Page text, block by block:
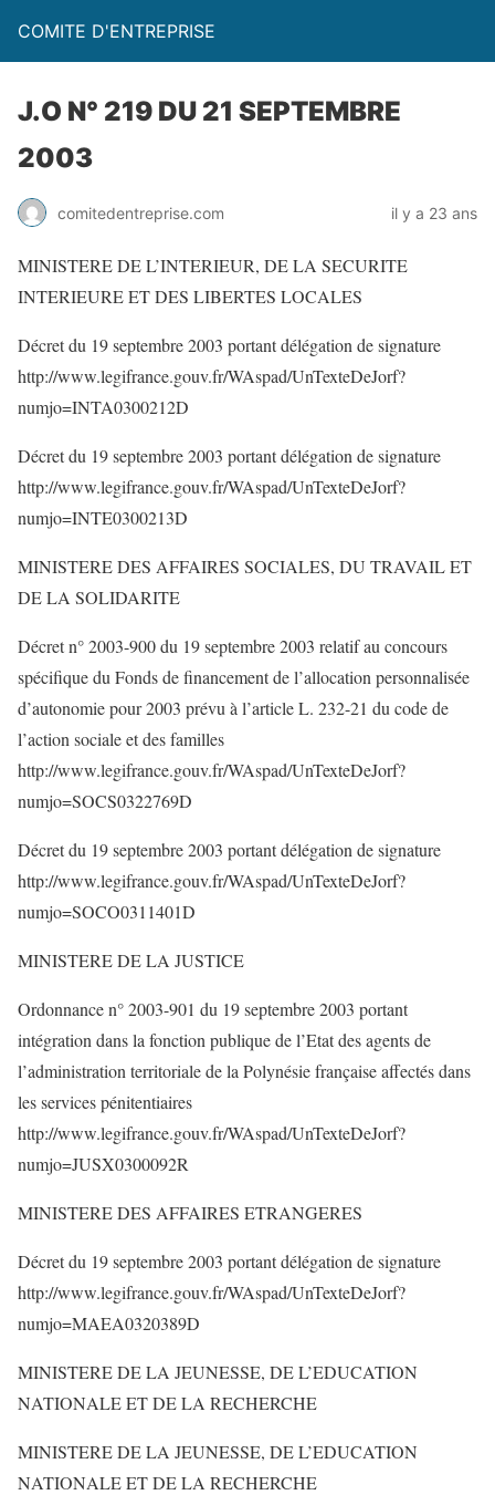
COMITE D'ENTREPRISE
J.O N° 219 DU 21 SEPTEMBRE
2003
comitedentreprise.com il y a 23 ans
MINISTERE DE L’INTERIEUR, DE LA SECURITE
INTERIEURE ET DES LIBERTES LOCALES
Décret du 19 septembre 2003 portant délégation de signature
http://www.legifrance.gouv.fr/WAspad/UnTexteDeJorf?
numjo=INTA0300212D
Décret du 19 septembre 2003 portant délégation de signature
http://www.legifrance.gouv.fr/WAspad/UnTexteDeJorf?
numjo=INTE0300213D
MINISTERE DES AFFAIRES SOCIALES, DU TRAVAIL ET
DE LA SOLIDARITE
Décret n° 2003-900 du 19 septembre 2003 relatif au concours
spécifique du Fonds de financement de l’allocation personnalisée
d’autonomie pour 2003 prévu à l’article L. 232-21 du code de
l’action sociale et des familles
http://www.legifrance.gouv.fr/WAspad/UnTexteDeJorf?
numjo=SOCS0322769D
Décret du 19 septembre 2003 portant délégation de signature
http://www.legifrance.gouv.fr/WAspad/UnTexteDeJorf?
numjo=SOCO0311401D
MINISTERE DE LA JUSTICE
Ordonnance n° 2003-901 du 19 septembre 2003 portant
intégration dans la fonction publique de l’Etat des agents de
l’administration territoriale de la Polynésie française affectés dans
les services pénitentiaires
http://www.legifrance.gouv.fr/WAspad/UnTexteDeJorf?
numjo=JUSX0300092R
MINISTERE DES AFFAIRES ETRANGERES
Décret du 19 septembre 2003 portant délégation de signature
http://www.legifrance.gouv.fr/WAspad/UnTexteDeJorf?
numjo=MAEA0320389D
MINISTERE DE LA JEUNESSE, DE L’EDUCATION
NATIONALE ET DE LA RECHERCHE
MINISTERE DE LA JEUNESSE, DE L’EDUCATION
NATIONALE ET DE LA RECHERCHE